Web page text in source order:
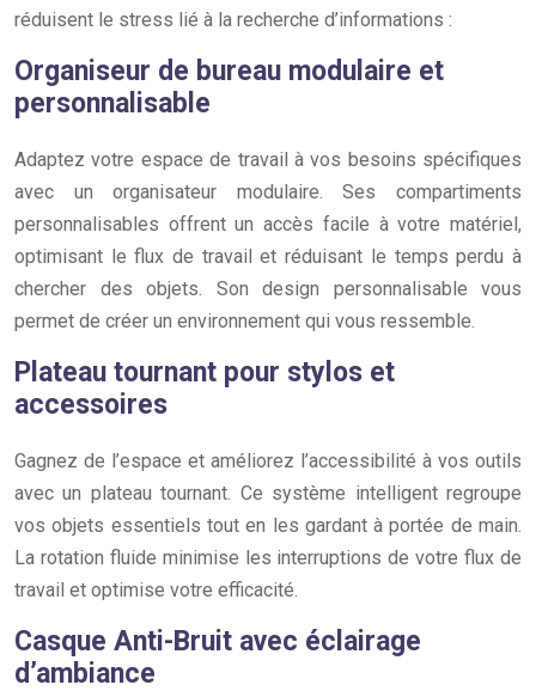
réduisent le stress lié à la recherche d’informations :
Organiseur de bureau modulaire et
personnalisable
Adaptez votre espace de travail à vos besoins spécifiques
avec un organisateur modulaire. Ses compartiments
personnalisables offrent un accès facile à votre matériel,
optimisant le flux de travail et réduisant le temps perdu à
chercher des objets. Son design personnalisable vous
permet de créer un environnement qui vous ressemble.
Plateau tournant pour stylos et
accessoires
Gagnez de l’espace et améliorez l’accessibilité à vos outils
avec un plateau tournant. Ce système intelligent regroupe
vos objets essentiels tout en les gardant à portée de main.
La rotation fluide minimise les interruptions de votre flux de
travail et optimise votre efficacité.
Casque Anti-Bruit avec éclairage
d’ambiance